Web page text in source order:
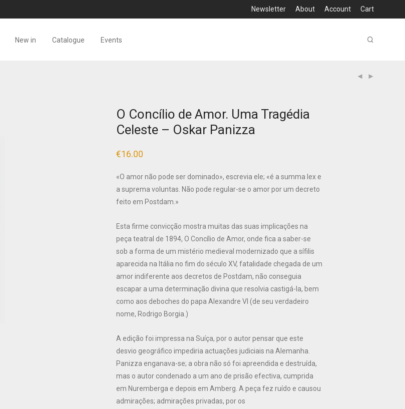
Newsletter About Account Cart
New in Catalogue Events
O Concílio de Amor. Uma Tragédia
Celeste – Oskar Panizza
€16.00
«O amor não pode ser dominado», escrevia ele; «é a summa lex e
a suprema voluntas. Não pode regular-se o amor por um decreto
feito em Postdam.»
Esta firme convicção mostra muitas das suas implicações na
peça teatral de 1894, O Concílio de Amor, onde fica a saber-se
sob a forma de um mistério medieval modernizado que a sífilis
aparecida na Itália no fim do século XV, fatalidade chegada de um
amor indiferente aos decretos de Postdam, não conseguia
escapar a uma determinação divina que resolvia castigá-la, bem
como aos deboches do papa Alexandre VI (de seu verdadeiro
nome, Rodrigo Borgia.)
A edição foi impressa na Suíça, por o autor pensar que este
desvio geográfico impediria actuações judiciais na Alemanha.
Panizza enganava-se; a obra não só foi apreendida e destruída,
mas o autor condenado a um ano de prisão efectiva, cumprida
em Nuremberga e depois em Amberg. A peça fez ruído e causou
admirações; admirações privadas, por os